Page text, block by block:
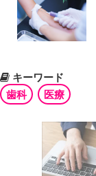
キーワード
歯科
医療